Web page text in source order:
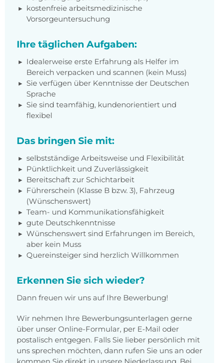
kostenfreie arbeitsmedizinische
Vorsorgeuntersuchung
Ihre täglichen Aufgaben:
Idealerweise erste Erfahrung als Helfer im
Bereich verpacken und scannen (kein Muss)
Sie verfügen über Kenntnisse der Deutschen
Sprache
Sie sind teamfähig, kundenorientiert und
flexibel
Das bringen Sie mit:
selbstständige Arbeitsweise und Flexibilität
Pünktlichkeit und Zuverlässigkeit
Bereitschaft zur Schichtarbeit
Führerschein (Klasse B bzw. 3), Fahrzeug
(Wünschenswert)
Team- und Kommunikationsfähigkeit
gute Deutschkenntnisse
Wünschenswert sind Erfahrungen im Bereich,
aber kein Muss
Quereinsteiger sind herzlich Willkommen
Erkennen Sie sich wieder?
Dann freuen wir uns auf Ihre Bewerbung!
Wir nehmen Ihre Bewerbungsunterlagen gerne
über unser Online-Formular, per E-Mail oder
postalisch entgegen. Falls Sie lieber persönlich mit
uns sprechen möchten, dann rufen Sie uns an oder